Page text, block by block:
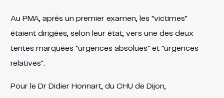
Au PMA, après un premier examen, les “victimes”
étaient dirigées, selon leur état, vers une des deux
tentes marquées “urgences absolues” et “urgences
relatives”.
Pour le Dr Didier Honnart, du CHU de Dijon,